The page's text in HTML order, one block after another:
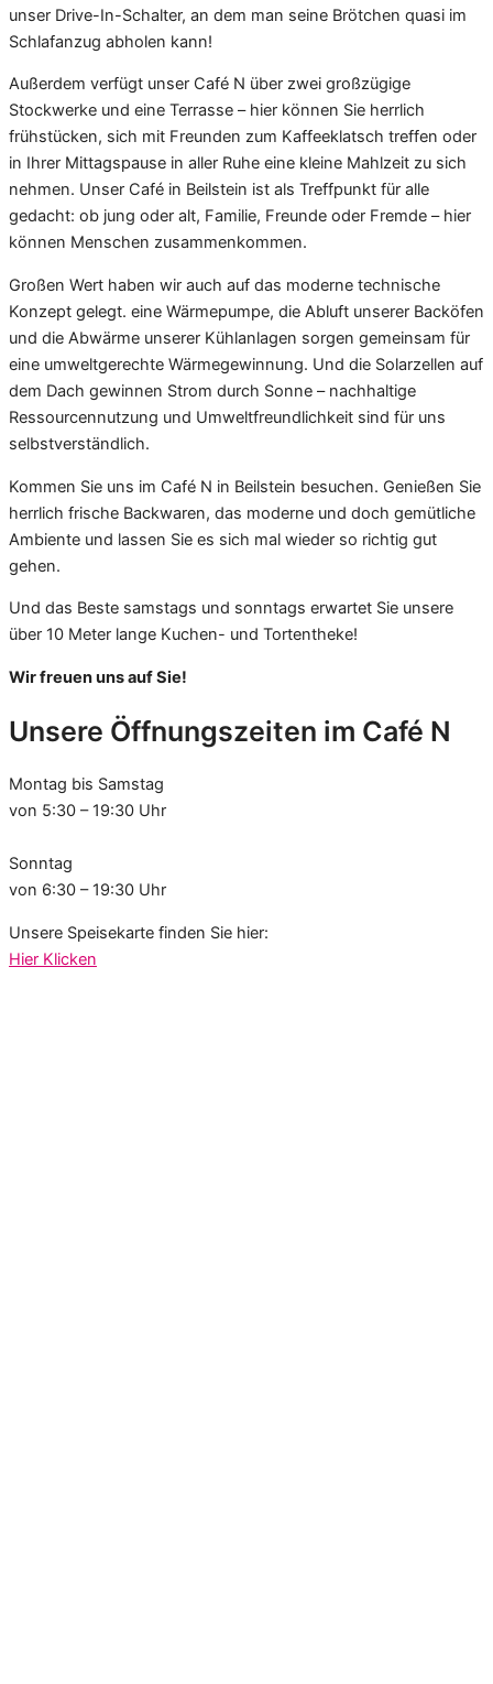
unser Drive-In-Schalter, an dem man seine Brötchen quasi im
Schlafanzug abholen kann!
Außerdem verfügt unser Café N über zwei großzügige
Stockwerke und eine Terrasse – hier können Sie herrlich
frühstücken, sich mit Freunden zum Kaffeeklatsch treffen oder
in Ihrer Mittagspause in aller Ruhe eine kleine Mahlzeit zu sich
nehmen. Unser Café in Beilstein ist als Treffpunkt für alle
gedacht: ob jung oder alt, Familie, Freunde oder Fremde – hier
können Menschen zusammenkommen.
Großen Wert haben wir auch auf das moderne technische
Konzept gelegt. eine Wärmepumpe, die Abluft unserer Backöfen
und die Abwärme unserer Kühlanlagen sorgen gemeinsam für
eine umweltgerechte Wärmegewinnung. Und die Solarzellen auf
dem Dach gewinnen Strom durch Sonne – nachhaltige
Ressourcennutzung und Umweltfreundlichkeit sind für uns
selbstverständlich.
Kommen Sie uns im Café N in Beilstein besuchen. Genießen Sie
herrlich frische Backwaren, das moderne und doch gemütliche
Ambiente und lassen Sie es sich mal wieder so richtig gut
gehen.
Und das Beste samstags und sonntags erwartet Sie unsere
über 10 Meter lange Kuchen- und Tortentheke!
Wir freuen uns auf Sie!
Unsere Öffnungszeiten im Café N
Montag bis Samstag
von 5:30 – 19:30 Uhr
Sonntag
von 6:30 – 19:30 Uhr
Unsere Speisekarte finden Sie hier:
Hier Klicken